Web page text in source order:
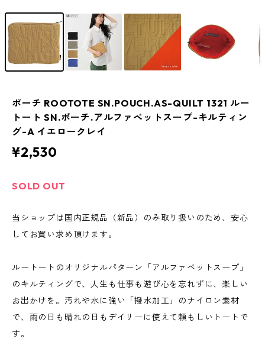
ポーチ ROOTOTE SN.POUCH.AS-QUILT 1321 ルー
トート SN.ポーチ.アルファベットスープ-キルティン
グ-A イエロークレイ
¥2,530
SOLD OUT
当ショップは国内正規品（新品）のみ取り扱いのため、安心
してお買い求め頂けます。
ルートートのオリジナルパターン「アルファベットスープ」
のキルティングで、人生も仕事も遊び心を忘れずに、楽しい
お出かけを。汚れや水に強い「撥水加工」のナイロン素材
で、雨の日も晴れの日もデイリーに使えて頼もしいトートで
す。